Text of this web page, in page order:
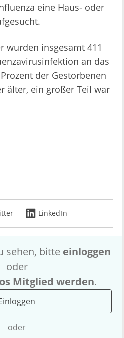
eine Haus- oder
wurden insgesamt 411
an das
der Gestorbenen
älter, ein großer Teil war
LinkedIn
sehen, bitte einloggen
oder
Mitglied werden.
oder